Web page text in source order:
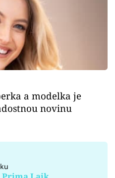
a modelka je
novinu